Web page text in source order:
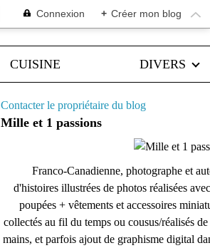
Connexion + Créer mon blog
CUISINE DIVERS
Contacter le propriétaire du blog
Mille et 1 passions
Franco-Canadienne, photographe et
d'histoires illustrées de photos réalisées
poupées + vêtements et accessoires
collectés au fil du temps ou cousus/réalisés de
mains, et parfois ajout de graphisme digital